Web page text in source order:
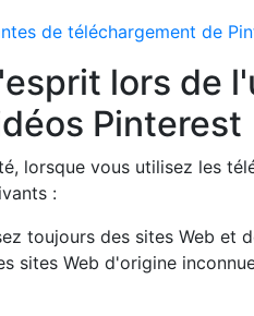
de téléchargement de
lors de
Pinterest
lorsque vous utilisez les
:
toujours des sites Web et
sites Web d'origine